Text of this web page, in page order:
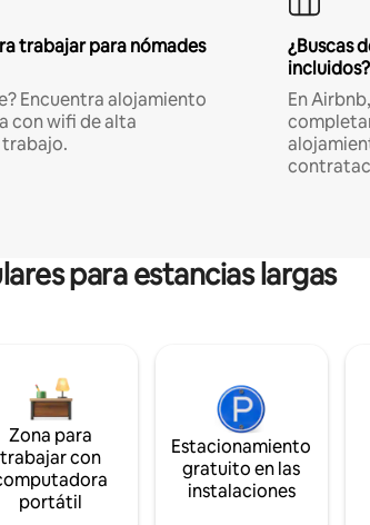
trabajar para nómades
Encuentra alojamiento
con wifi de alta
trabajo.
¿Buscas
incluidos?
En
para estancias largas
Zona para
trabajar con
portátil
Estacionamiento
gratuito en las
instalaciones